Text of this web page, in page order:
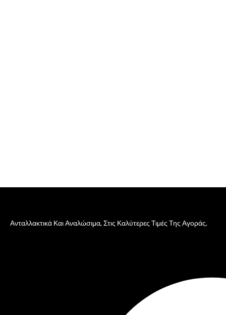
Ανταλλακτικά Και Αναλώσιμα, Στις Καλύτερες Τιμές Της Αγοράς.